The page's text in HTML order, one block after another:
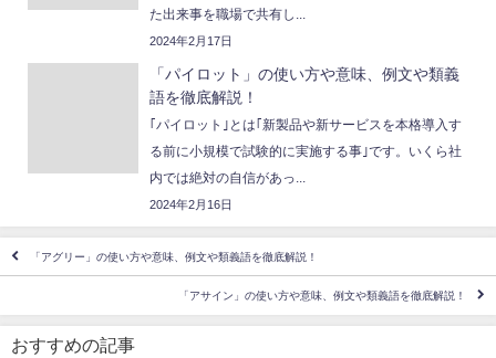
た出来事を職場で共有し...
2024年2月17日
「パイロット」の使い方や意味、例文や類義
語を徹底解説！
｢パイロット｣とは｢新製品や新サービスを本格導入す
る前に小規模で試験的に実施する事｣です。いくら社
内では絶対の自信があっ...
2024年2月16日
「アグリー」の使い方や意味、例文や類義語を徹底解説！
「アサイン」の使い方や意味、例文や類義語を徹底解説！
おすすめの記事